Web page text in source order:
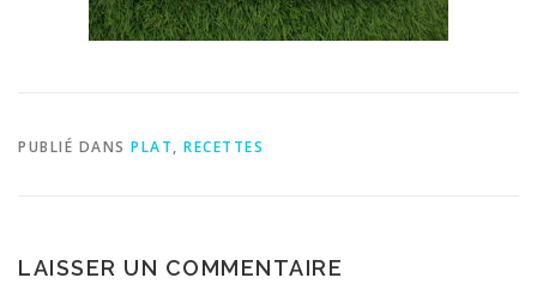
PUBLIÉ DANS PLAT, RECETTES
LAISSER UN COMMENTAIRE